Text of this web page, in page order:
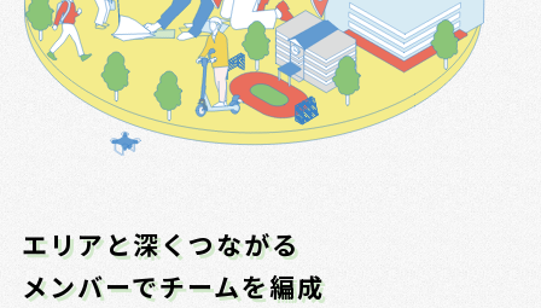
エリアと深くつながる
メンバーでチームを編成